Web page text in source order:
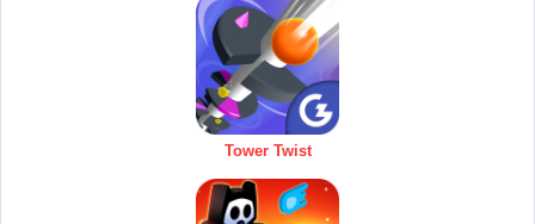
Tower Twist